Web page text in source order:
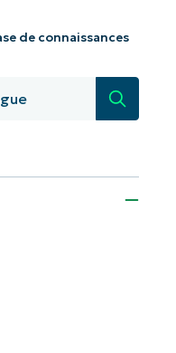
de connaissances
NinjaOne !